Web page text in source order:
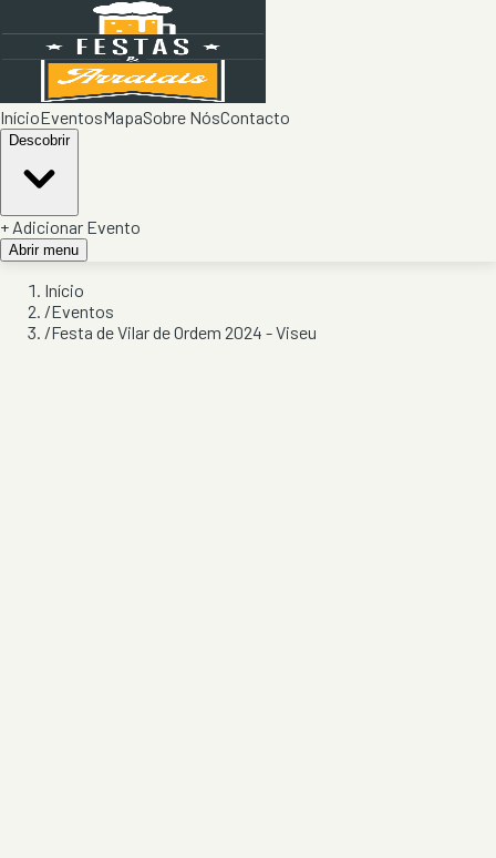
InícioEventosMapaSobre NósContacto
Descobrir
+ Adicionar Evento
Abrir menu
Início
/Eventos
/Festa de Vilar de Ordem 2024 - Viseu